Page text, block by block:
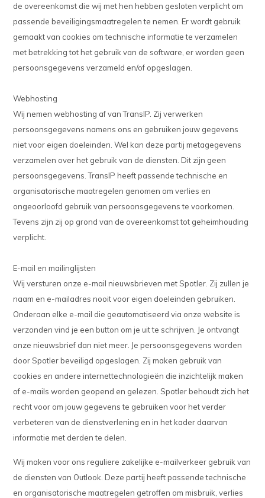
de overeenkomst die wij met hen hebben gesloten verplicht om
passende beveiligingsmaatregelen te nemen. Er wordt gebruik
gemaakt van cookies om technische informatie te verzamelen
met betrekking tot het gebruik van de software, er worden geen
persoonsgegevens verzameld en/of opgeslagen.
Webhosting
Wij nemen webhosting af van TransIP. Zij verwerken
persoonsgegevens namens ons en gebruiken jouw gegevens
niet voor eigen doeleinden. Wel kan deze partij metagegevens
verzamelen over het gebruik van de diensten. Dit zijn geen
persoonsgegevens. TransIP heeft passende technische en
organisatorische maatregelen genomen om verlies en
ongeoorloofd gebruik van persoonsgegevens te voorkomen.
Tevens zijn zij op grond van de overeenkomst tot geheimhouding
verplicht.
E-mail en mailinglijsten
Wij versturen onze e-mail nieuwsbrieven met Spotler. Zij zullen je
naam en e-mailadres nooit voor eigen doeleinden gebruiken.
Onderaan elke e-mail die geautomatiseerd via onze website is
verzonden vind je een button om je uit te schrijven. Je ontvangt
onze nieuwsbrief dan niet meer. Je persoonsgegevens worden
door Spotler beveiligd opgeslagen. Zij maken gebruik van
cookies en andere internettechnologieën die inzichtelijk maken
of e-mails worden geopend en gelezen. Spotler behoudt zich het
recht voor om jouw gegevens te gebruiken voor het verder
verbeteren van de dienstverlening en in het kader daarvan
informatie met derden te delen.
Wij maken voor ons reguliere zakelijke e-mailverkeer gebruik van
de diensten van Outlook. Deze partij heeft passende technische
en organisatorische maatregelen getroffen om misbruik, verlies